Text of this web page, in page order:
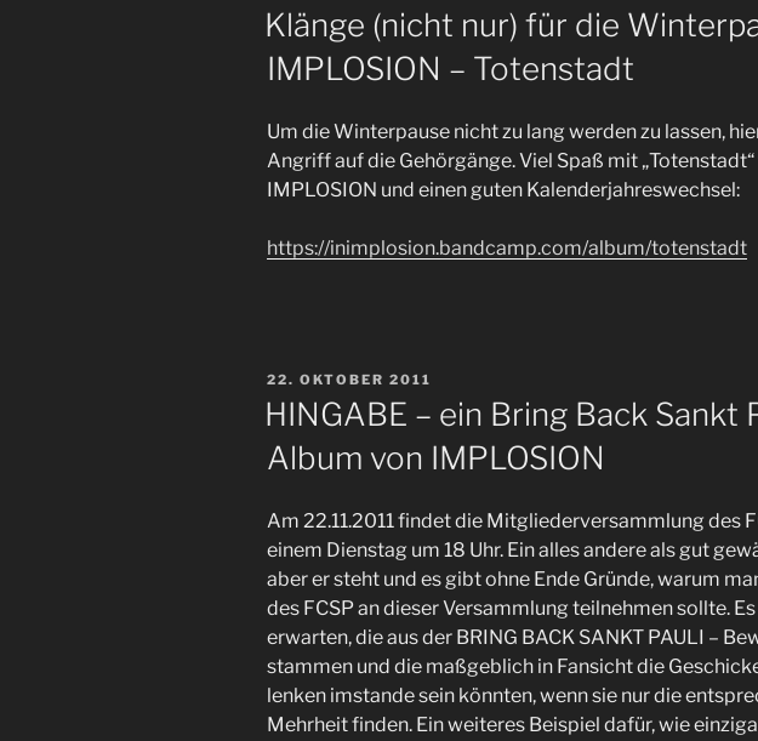
Klänge (nicht nur) für die
IMPLOSION – Totenstadt
Um die Winterpause nicht zu lang werden zu lassen,
Angriff auf die Gehörgänge. Viel Spaß mit
IMPLOSION und einen guten Kalenderjahreswechsel:
https://inimplosion.bandcamp.com/album/totenstadt
VERÖFFENTLICHT
AM
22. OKTOBER 2011
HINGABE – ein Bring Back Sankt
Album von IMPLOSION
Am 22.11.2011 findet die Mitgliederversammlung des
einem Dienstag um 18 Uhr. Ein alles andere als gut
aber er steht und es gibt ohne Ende Gründe, warum
des FCSP an dieser Versammlung teilnehmen sollte.
erwarten, die aus der BRING BACK SANKT PAULI –
stammen und die maßgeblich in Fansicht die
lenken imstande sein könnten, wenn sie nur die
Mehrheit finden. Ein weiteres Beispiel dafür, wie